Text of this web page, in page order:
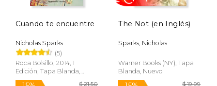
Rápido
Cuando te encuentre
Nicholas Sparks
(5)
Roca Bolsillo, 2014, 1
Edición, Tapa Blanda,
Nuevo
The Not (en Inglés)
Sparks, Nicholas
Warner Books (NY), Tapa
Blanda, Nuevo